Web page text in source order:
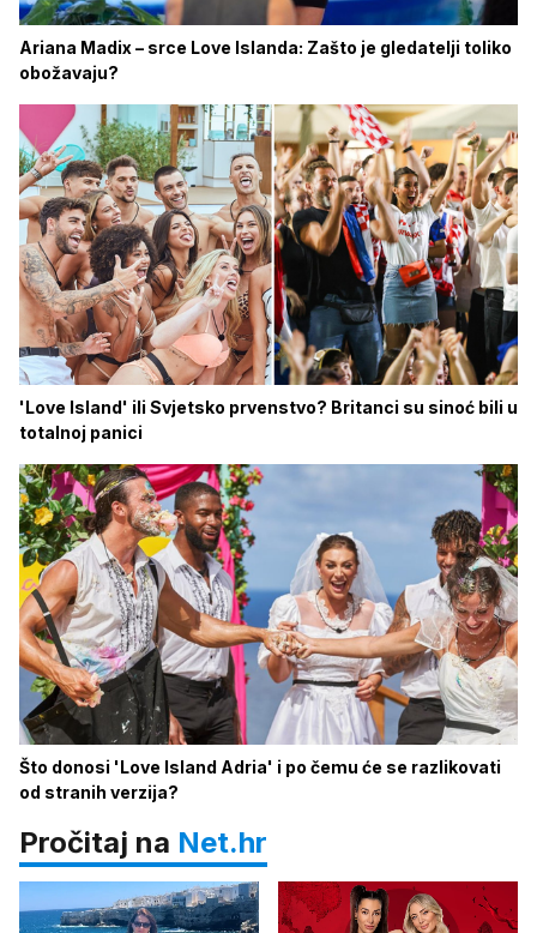
Ariana Madix – srce Love Islanda: Zašto je gledatelji toliko
obožavaju?
'Love Island' ili Svjetsko prvenstvo? Britanci su sinoć bili u
totalnoj panici
Što donosi 'Love Island Adria' i po čemu će se razlikovati
od stranih verzija?
Pročitaj na Net.hr